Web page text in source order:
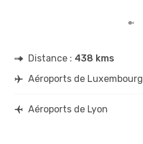
Distance : 438 kms
Aéroports de Luxembourg
Aéroports de Lyon